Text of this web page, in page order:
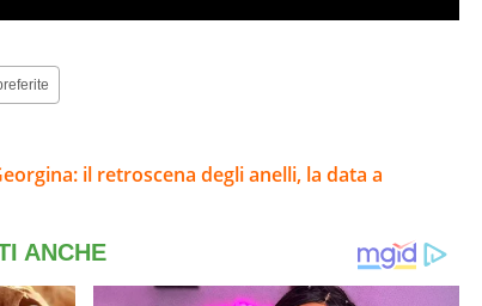
il retroscena degli anelli, la data a